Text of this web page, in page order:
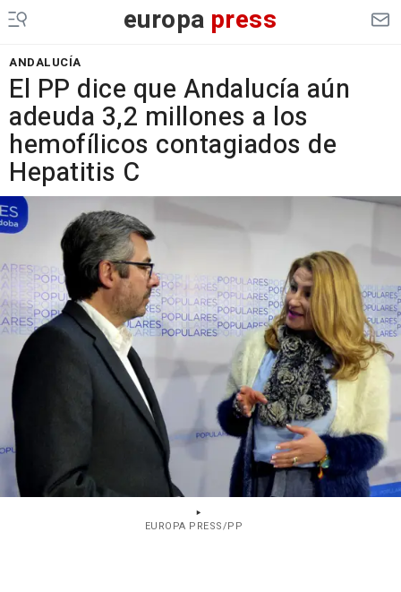
europa press
ANDALUCÍA
El PP dice que Andalucía aún
adeuda 3,2 millones a los
hemofílicos contagiados de
Hepatitis C
EUROPA PRESS/PP